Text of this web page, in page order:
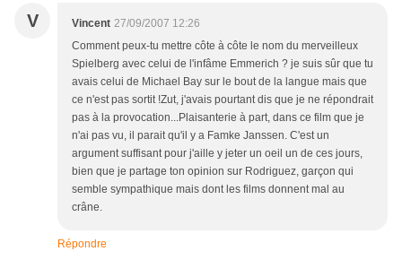
V Vincent 27/09/2007 12:26
Comment peux-tu mettre côte à côte le nom du merveilleux
Spielberg avec celui de l'infâme Emmerich ? je suis sûr que tu
avais celui de Michael Bay sur le bout de la langue mais que
ce n'est pas sortit !Zut, j'avais pourtant dis que je ne répondrait
pas à la provocation...Plaisanterie à part, dans ce film que je
n'ai pas vu, il parait qu'il y a Famke Janssen. C'est un
argument suffisant pour j'aille y jeter un oeil un de ces jours,
bien que je partage ton opinion sur Rodriguez, garçon qui
semble sympathique mais dont les films donnent mal au
crâne.
Répondre